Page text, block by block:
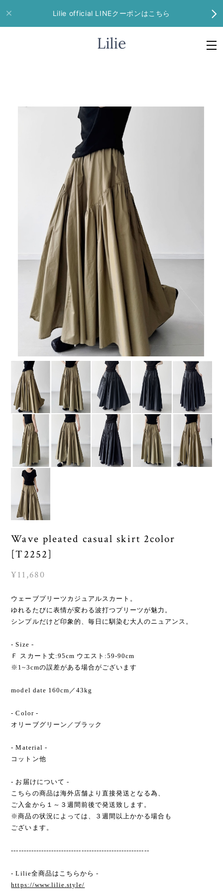
Lilie official LINEクーポンはこちら
Wave pleated casual skirt 2color
[T2252]
¥11,680
ウェーブプリーツカジュアルスカート。
ゆれるたびに表情が変わる波打つプリーツが魅力。
シンプルだけど印象的、毎日に馴染む大人のニュアンス。
- Size -
Ｆ スカート丈:95cm ウエスト:59-90cm
※1~3cmの誤差がある場合がございます
model date 160cm／43kg
- Color -
オリーブグリーン／ブラック
- Material -
コットン他
- お届けについて -
こちらの商品は海外店舗より直接発送となる為、
ご入金から１～３週間前後で発送致します。
※商品の状況によっては、３週間以上かかる場合も
ございます。
-------------------------------------------------------
- Lilie全商品はこちらから -
https://www.lilie.style/